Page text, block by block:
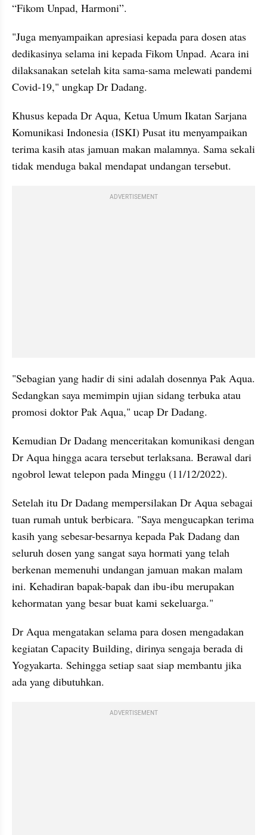
“Fikom Unpad, Harmoni”.
"Juga menyampaikan apresiasi kepada para dosen atas
dedikasinya selama ini kepada Fikom Unpad. Acara ini
dilaksanakan setelah kita sama-sama melewati pandemi
Covid-19," ungkap Dr Dadang.
Khusus kepada Dr Aqua, Ketua Umum Ikatan Sarjana
Komunikasi Indonesia (ISKI) Pusat itu menyampaikan
terima kasih atas jamuan makan malamnya. Sama sekali
tidak menduga bakal mendapat undangan tersebut.
ADVERTISEMENT
"Sebagian yang hadir di sini adalah dosennya Pak Aqua.
Sedangkan saya memimpin ujian sidang terbuka atau
promosi doktor Pak Aqua," ucap Dr Dadang.
Kemudian Dr Dadang menceritakan komunikasi dengan
Dr Aqua hingga acara tersebut terlaksana. Berawal dari
ngobrol lewat telepon pada Minggu (11/12/2022).
Setelah itu Dr Dadang mempersilakan Dr Aqua sebagai
tuan rumah untuk berbicara. "Saya mengucapkan terima
kasih yang sebesar-besarnya kepada Pak Dadang dan
seluruh dosen yang sangat saya hormati yang telah
berkenan memenuhi undangan jamuan makan malam
ini. Kehadiran bapak-bapak dan ibu-ibu merupakan
kehormatan yang besar buat kami sekeluarga."
Dr Aqua mengatakan selama para dosen mengadakan
kegiatan Capacity Building, dirinya sengaja berada di
Yogyakarta. Sehingga setiap saat siap membantu jika
ada yang dibutuhkan.
ADVERTISEMENT